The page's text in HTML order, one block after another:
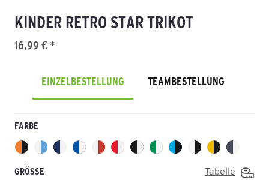
KINDER RETRO STAR TRIKOT
16,99 € *
EINZELBESTELLUNG TEAMBESTELLUNG
FARBE
GRÖSSE Tabelle